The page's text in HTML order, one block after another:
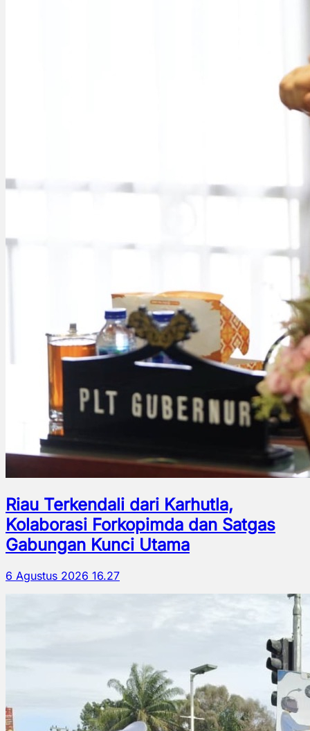
Riau Terkendali dari Karhutla,
Kolaborasi Forkopimda dan Satgas
Gabungan Kunci Utama
6 Agustus 2026 16.27